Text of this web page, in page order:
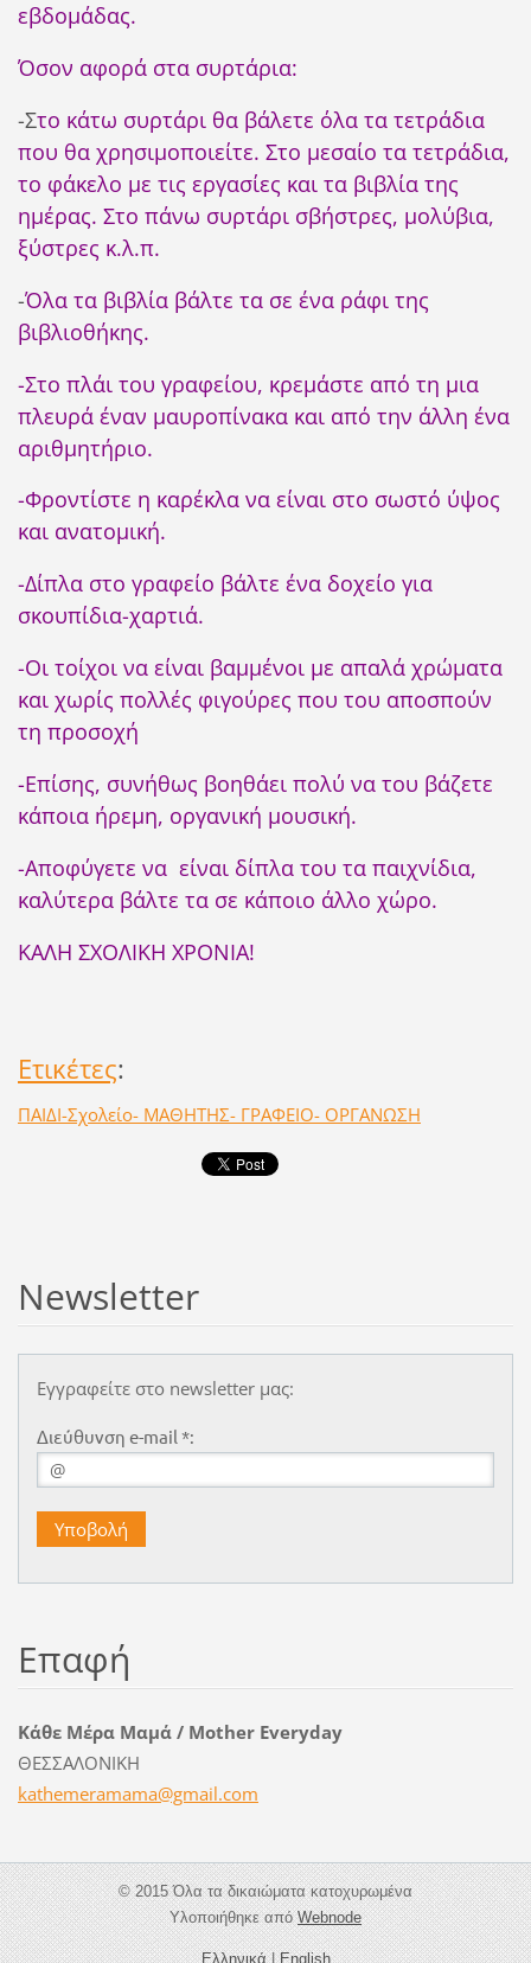
εβδομάδας.
Όσον αφορά στα συρτάρια:
-Στο κάτω συρτάρι θα βάλετε όλα τα τετράδια
που θα χρησιμοποιείτε. Στο μεσαίο τα τετράδια,
το φάκελο με τις εργασίες και τα βιβλία της
ημέρας. Στο πάνω συρτάρι σβήστρες, μολύβια,
ξύστρες κ.λ.π.
-Όλα τα βιβλία βάλτε τα σε ένα ράφι της
βιβλιοθήκης.
-Στο πλάι του γραφείου, κρεμάστε από τη μια
πλευρά έναν μαυροπίνακα και από την άλλη ένα
αριθμητήριο.
-Φροντίστε η καρέκλα να είναι στο σωστό ύψος
και ανατομική.
-Δίπλα στο γραφείο βάλτε ένα δοχείο για
σκουπίδια-χαρτιά.
-Οι τοίχοι να είναι βαμμένοι με απαλά χρώματα
και χωρίς πολλές φιγούρες που του αποσπούν
τη προσοχή
-Επίσης, συνήθως βοηθάει πολύ να του βάζετε
κάποια ήρεμη, οργανική μουσική.
-Αποφύγετε να είναι δίπλα του τα παιχνίδια,
καλύτερα βάλτε τα σε κάποιο άλλο χώρο.
ΚΑΛΗ ΣΧΟΛΙΚΗ ΧΡΟΝΙΑ!
Ετικέτες:
ΠΑΙΔΙ-Σχολείο- ΜΑΘΗΤΗΣ- ΓΡΑΦΕΙΟ- ΟΡΓΑΝΩΣΗ
Newsletter
Εγγραφείτε στο newsletter μας:
Διεύθυνση e-mail *:
Επαφή
Κάθε Μέρα Μαμά / Mother Everyday
ΘΕΣΣΑΛΟΝΙΚΗ
kathemeramama@gmail.com
© 2015 Όλα τα δικαιώματα κατοχυρωμένα
Υλοποιήθηκε απόWebnode
Ελληνικά|English